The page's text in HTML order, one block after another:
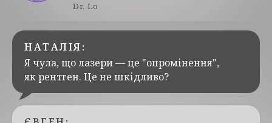
Dr. Lo
НАТАЛІЯ:
Я чула, що лазери — це "опромінення",
як рентген. Це не шкідливо?